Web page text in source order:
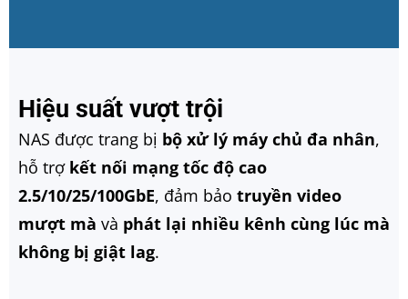
Hiệu suất vượt trội
NAS được trang bị bộ xử lý máy chủ đa nhân,
hỗ trợ kết nối mạng tốc độ cao
2.5/10/25/100GbE, đảm bảo truyền video
mượt mà và phát lại nhiều kênh cùng lúc mà
không bị giật lag.